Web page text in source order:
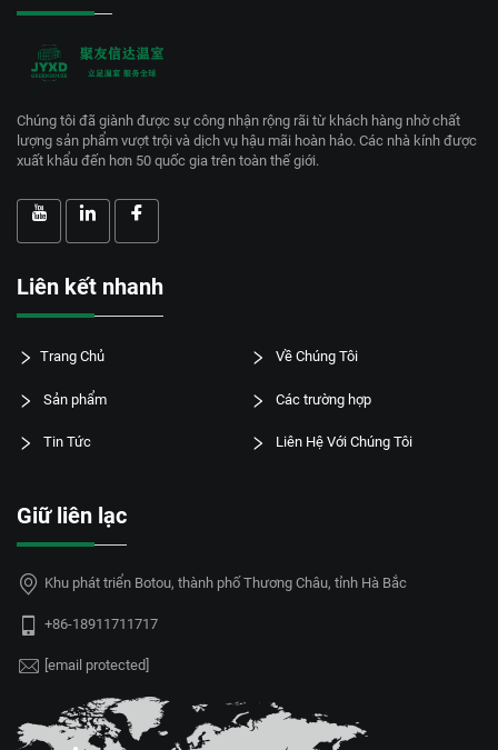
Chúng tôi đã giành được sự công nhận rộng rãi từ khách hàng nhờ chất
lượng sản phẩm vượt trội và dịch vụ hậu mãi hoàn hảo. Các nhà kính được
xuất khẩu đến hơn 50 quốc gia trên toàn thế giới.
Liên kết nhanh
Trang Chủ Về Chúng Tôi
Sản phẩm Các trường hợp
Tin Tức Liên Hệ Với Chúng Tôi
Giữ liên lạc
Khu phát triển Botou, thành phố Thương Châu, tỉnh Hà Bắc
+86-18911711717
[email protected]